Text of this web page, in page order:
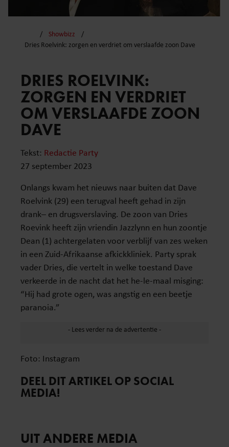
Showbizz
Dries Roelvink: zorgen en verdriet om verslaafde zoon Dave
DRIES ROELVINK:
ZORGEN EN VERDRIET
OM VERSLAAFDE ZOON
DAVE
Tekst: Redactie Party
27 september 2023
Onlangs kwam het nieuws naar buiten dat Dave
Roelvink (29) een terugval heeft gehad in zijn
drank– en drugsverslaving. De zoon van Dries
Roevink heeft zijn vriendin Jazzlynn en hun zoontje
Dean (1) achtergelaten voor verblijf van zes weken
in een Zuid-Afrikaanse afkickkliniek. Party sprak
vader Dries, die vertelt in welke toestand Dave
verkeerde in de nacht dat het he-le-maal misging:
“Hij had grote ogen, was angstig en een beetje
paranoia.”
Foto: Instagram
DEEL DIT ARTIKEL OP SOCIAL
MEDIA!
UIT ANDERE MEDIA